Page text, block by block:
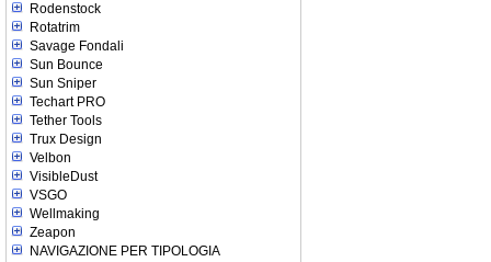
Rodenstock
Rotatrim
Savage Fondali
Sun Bounce
Sun Sniper
Techart PRO
Tether Tools
Trux Design
Velbon
VisibleDust
VSGO
Wellmaking
Zeapon
NAVIGAZIONE PER TIPOLOGIA